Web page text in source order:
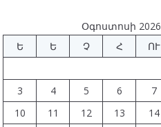
Օգոստոսի 2026
Ե
Ե Չ Հ ՈՒ
3
4 5 6 7
10
11 12 13 14